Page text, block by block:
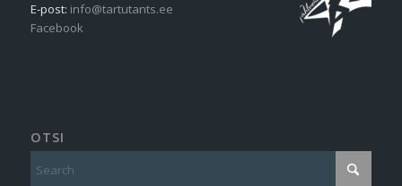
E-post: info@tartutants.ee
Facebook
OTSI